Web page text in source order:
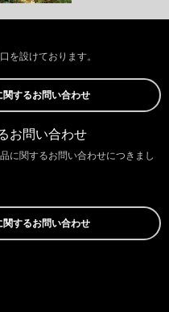
を設けております。
するお問い合わせ
お問い合わせ
に関するお問い合わせにつきまし
するお問い合わせ